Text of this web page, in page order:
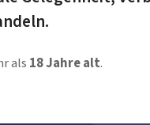
als 18 Jahre alt.